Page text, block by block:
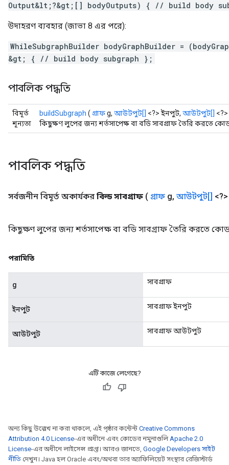
Output&lt;?&gt;[] bodyOutputs) { // build body
উদাহরণ ব্যবহার (জাভা 8 এর পরে):
WhileSubgraphBuilder bodyGraphBuilder =
&gt; { // build body subgraph };
পাবলিক পদ্ধতি
বিমূর্ত
শূন্যতা
buildSubgraph ( গ্রাফg, আউটপুট[] <?> ইনপুট, আউটপুট[]
কিছুক্ষণ লুপের জন্য শর্তসাপেক্ষ বা বডি সাবগ্রাফ তৈরি করতে
পাবলিক পদ্ধতি
সর্বজনীন বিমূর্ত অকার্যকর বিল্ড সাবগ্রাফ ( গ্রাফ g, আউটপুট[]
কিছুক্ষণ লুপের জন্য শর্তসাপেক্ষ বা বডি সাবগ্রাফ তৈরি করতে
পরামিতি
g সাবগ্রাফ
ইনপুট সাবগ্রাফ ইনপুট
আউটপুট সাবগ্রাফ আউটপুট
এটি কাজে লেগেছে?
অন্য কিছু উল্লেখ না করা থাকলে, এই পৃষ্ঠার কন্টেন্ট Creative Commons
Attribution 4.0 License-এর অধীনে এবং কোডের নমুনাগুলিApache 2.0
License-এর অধীনে লাইসেন্স প্রাপ্ত। আরও জানতে, Google Developers সাইট
নীতি দেখুন। Java হল Oracle এবং/অথবা তার অ্যাফিলিয়েট সংস্থার রেজিস্টার্ড